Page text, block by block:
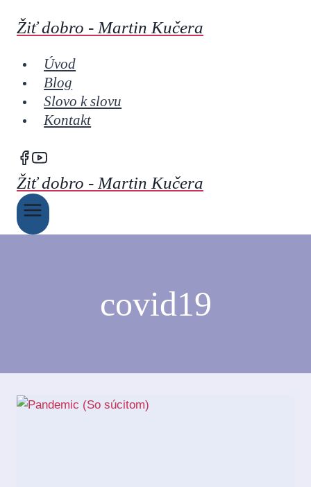
Žiť dobro - Martin Kučera
Úvod
Blog
Slovo k slovu
Kontakt
Žiť dobro - Martin Kučera
covid19